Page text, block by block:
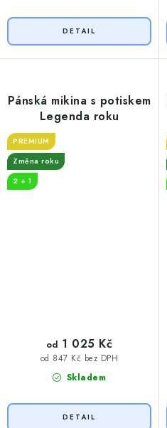
Pánská mikina s potiskem
Legenda roku
PREMIUM
Změna roku
2 + 1
Skladem
od 847 Kč bez DPH
od 1 025 Kč